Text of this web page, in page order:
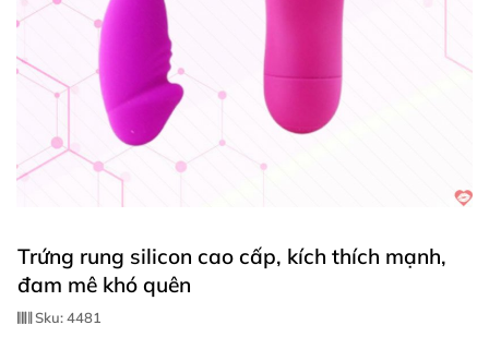
Trứng rung silicon cao cấp, kích thích mạnh,
đam mê khó quên
Sku:4481